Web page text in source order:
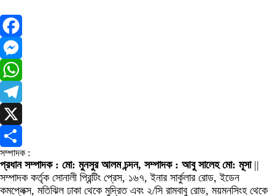
Facebook
Messenger
WhatsApp
Telegram
X
Share
সম্পাদক :
প্রধান সম্পাদক : মো: মুনসুর আলম চন্দন, সম্পাদক : আবু সালেহ মো: মূসা||
সম্পাদক কর্তৃক সোনালী প্রিন্টিং প্রেস, ১৬৭, ইনার সার্কুলার রোড, ইডেন
কমপ্লেক্স, মতিঝিল ঢাকা থেকে মুদ্রিত এবং ২/সি রামবাবু রোড, ময়মনসিংহ থেকে